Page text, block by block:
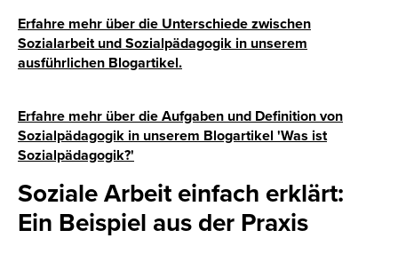
Erfahre mehr über die Unterschiede zwischen
Sozialarbeit und Sozialpädagogik in unserem
ausführlichen Blogartikel.
Erfahre mehr über die Aufgaben und Definition von
Sozialpädagogik in unserem Blogartikel 'Was ist
Sozialpädagogik?'
Soziale Arbeit einfach erklärt:
Ein Beispiel aus der Praxis